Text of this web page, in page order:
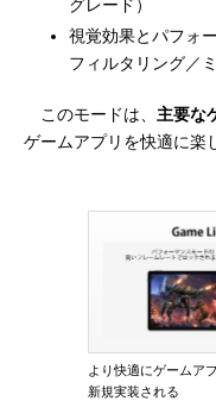
グレード）
視覚効果とパフォ
フィルタリング／
このモードは、 主要な
ゲームアプリを快適に楽
より快適にゲームア
新規実装される